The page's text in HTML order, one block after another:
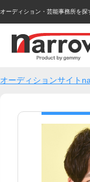
オーディション・芸能事務所を
オーディションサイト